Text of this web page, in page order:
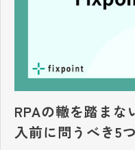
RPAの轍を踏ま
入前に問うべき5